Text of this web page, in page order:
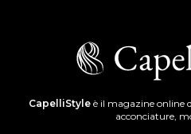
CapelliStyleè il magazine online
acconciature,